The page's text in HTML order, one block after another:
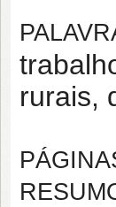
rurais,